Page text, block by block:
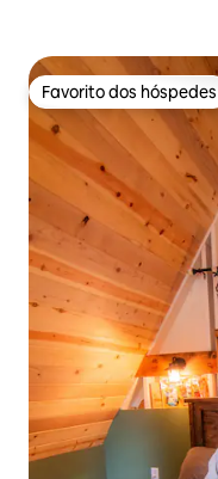
Favorito dos hóspedes
Favorito dos hóspedes